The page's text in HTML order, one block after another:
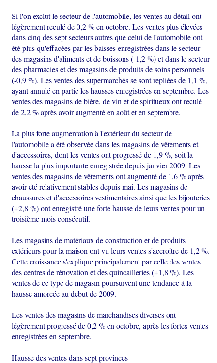
Si l'on exclut le secteur de l'automobile, les ventes au détail ont
légèrement reculé de 0,2 % en octobre. Les ventes plus élevées
dans cinq des sept secteurs autres que celui de l'automobile ont
été plus qu'effacées par les baisses enregistrées dans le secteur
des magasins d'aliments et de boissons (-1,2 %) et dans le secteur
des pharmacies et des magasins de produits de soins personnels
(-0,9 %). Les ventes des supermarchés se sont repliées de 1,1 %,
ayant annulé en partie les hausses enregistrées en septembre. Les
ventes des magasins de bière, de vin et de spiritueux ont reculé
de 2,2 % après avoir augmenté en août et en septembre.
La plus forte augmentation à l'extérieur du secteur de
l'automobile a été observée dans les magasins de vêtements et
d'accessoires, dont les ventes ont progressé de 1,9 %, soit la
hausse la plus importante enregistrée depuis janvier 2009. Les
ventes des magasins de vêtements ont augmenté de 1,6 % après
avoir été relativement stables depuis mai. Les magasins de
chaussures et d'accessoires vestimentaires ainsi que les bijouteries
(+2,8 %) ont enregistré une forte hausse de leurs ventes pour un
troisième mois consécutif.
Les magasins de matériaux de construction et de produits
extérieurs pour la maison ont vu leurs ventes s'accroître de 1,2 %.
Cette croissance s'explique principalement par celle des ventes
des centres de rénovation et des quincailleries (+1,8 %). Les
ventes de ce type de magasin poursuivent une tendance à la
hausse amorcée au début de 2009.
Les ventes des magasins de marchandises diverses ont
légèrement progressé de 0,2 % en octobre, après les fortes ventes
enregistrées en septembre.
Hausse des ventes dans sept provinces